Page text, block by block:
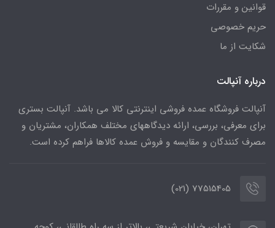
قوانین و مقررات
حریم خصوصی
شکایت از ما
درباره آنپالت
آنپالت فروشگاه عمده فروشی اینترنتی کالا می باشد. آنپالت بستری
برای معرفی، بررسی، ارائه دیدگاههای مختلف همکاران، مشتریان و
مصرف کنندگان و مقایسه و فروش عمده کالاها فراهم کرده است.
77515405 (021)